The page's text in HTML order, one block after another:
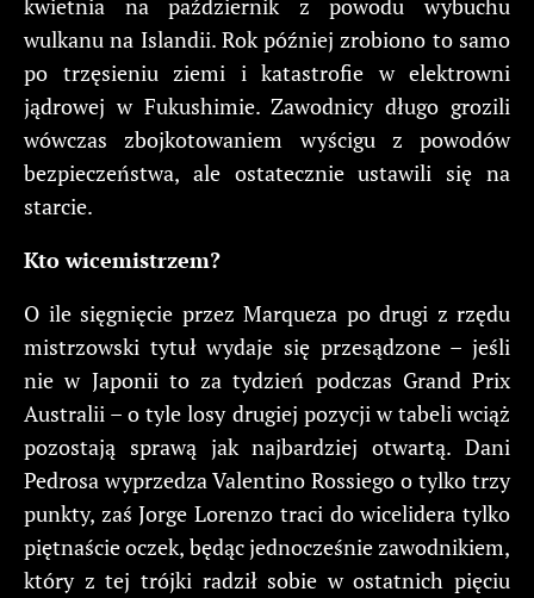
wulkanu na Islandii. Rok później zrobiono to samo
po trzęsieniu ziemi i katastrofie w elektrowni
jądrowej w Fukushimie. Zawodnicy długo grozili
wówczas zbojkotowaniem wyścigu z powodów
bezpieczeństwa, ale ostatecznie ustawili się na
starcie.
Kto wicemistrzem?
O ile sięgnięcie przez Marqueza po drugi z rzędu
mistrzowski tytuł wydaje się przesądzone – jeśli
nie w Japonii to za tydzień podczas Grand Prix
Australii – o tyle losy drugiej pozycji w tabeli wciąż
pozostają sprawą jak najbardziej otwartą. Dani
Pedrosa wyprzedza Valentino Rossiego o tylko trzy
punkty, zaś Jorge Lorenzo traci do wicelidera tylko
piętnaście oczek, będąc jednocześnie zawodnikiem,
który z tej trójki radził sobie w ostatnich pięciu